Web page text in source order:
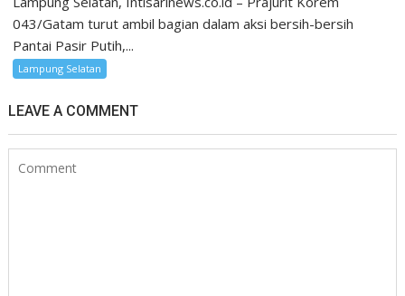
043/Gatam turut ambil bagian dalam aksi bersih-bersih
Pantai Pasir Putih,...
Lampung Selatan
LEAVE A COMMENT